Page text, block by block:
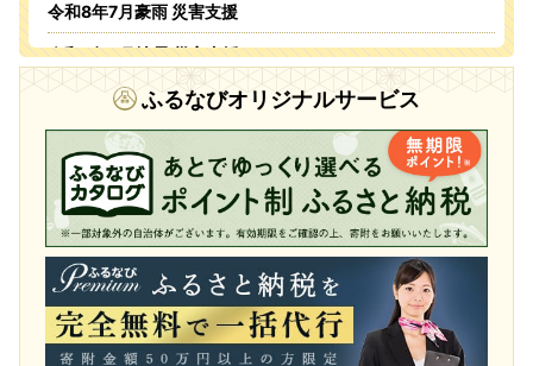
令和8年7月豪雨 災害支援
令和8年6月地震 災害支援
令和8年6月火災 災害支援
令和8年5・6月台風・豪雨 災害支援
令和8年4月火災 災害支援
令和8年1月豪雪 災害支援
令和7年11月火災 災害支援
令和7年9・10月台風・豪雨 災害支援
令和7年 埼玉県白岡市役所火災に伴う支援
ふるなびオリジナルサービス